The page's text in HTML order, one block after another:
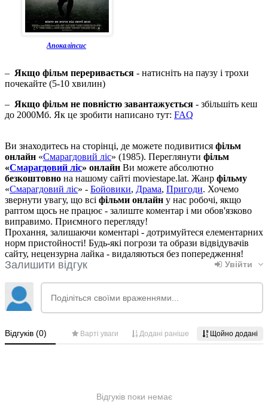
Апокаліпсис
– Якщо фільм переривається - натисніть на паузу і трохи
почекайте (5-10 хвилин)
– Якщо фільм не повністю завантажується - збільшіть кеш
до 2000Мб. Як це зробити написано тут: FAQ
Ви знаходитесь на сторінці, де можете подивитися фільм
онлайн «Смарагдовий ліс» (1985). Переглянути фільм
«Смарагдовий ліс» онлайн Ви можете абсолютно
безкоштовно на нашому сайті moviestape.lat. Жанр фільму
«Смарагдовий ліс» - Бойовики, Драма, Пригоди. Хочемо
звернути увагу, що всі фільми онлайн у нас робочі, якщо
раптом щось не працює - залиште коментар і ми обов'язково
виправимо. Приємного перегляду!
Прохання, залишаючи коментарі - дотримуйтеся елементарних
норм пристойності! Будь-які погрози та образи відвідувачів
сайту, нецензурна лайка - видаляються без попередження!